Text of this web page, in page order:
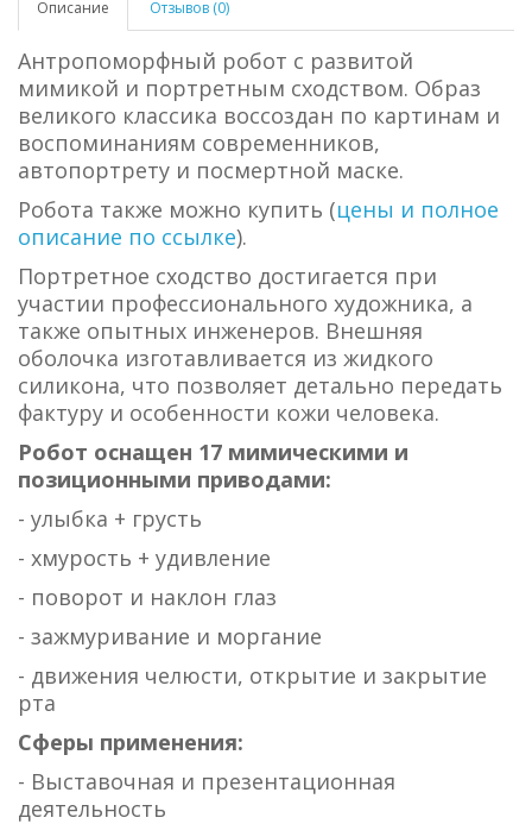
Описание Отзывов (0)
Антропоморфный робот с развитой
мимикой и портретным сходством. Образ
великого классика воссоздан по картинам и
воспоминаниям современников,
автопортрету и посмертной маске.
Робота также можно купить (цены и полное
описание по ссылке).
Портретное сходство достигается при
участии профессионального художника, а
также опытных инженеров. Внешняя
оболочка изготавливается из жидкого
силикона, что позволяет детально передать
фактуру и особенности кожи человека.
Робот оснащен 17 мимическими и
позиционными приводами:
- улыбка + грусть
- хмурость + удивление
- поворот и наклон глаз
- зажмуривание и моргание
- движения челюсти, открытие и закрытие
рта
Сферы применения:
- Выставочная и презентационная
деятельность